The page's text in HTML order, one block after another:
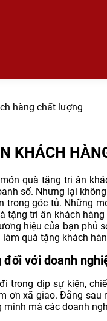
hàng chất lượng
KHÁCH
quà tặng tri ân
số. Nhưng lại
góc tủ. Những
tặng tri ân khách
hiệu của bạn phủ
quà tặng khách
đối với doanh
trong dịp sự kiện,
ơn xã giao. Đằng sau
mà các doanh